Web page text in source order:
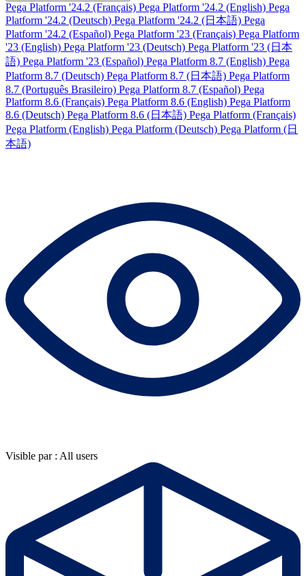
Pega Platform '24.2 (Français) Pega Platform '24.2 (English) Pega
Platform '24.2 (Deutsch) Pega Platform '24.2 (日本語) Pega
Platform '24.2 (Español) Pega Platform '23 (Français) Pega Platform
'23 (English) Pega Platform '23 (Deutsch) Pega Platform '23 (日本
語) Pega Platform '23 (Español) Pega Platform 8.7 (English) Pega
Platform 8.7 (Deutsch) Pega Platform 8.7 (日本語) Pega Platform
8.7 (Português Brasileiro) Pega Platform 8.7 (Español) Pega
Platform 8.6 (Français) Pega Platform 8.6 (English) Pega Platform
8.6 (Deutsch) Pega Platform 8.6 (日本語) Pega Platform (Français)
Pega Platform (English) Pega Platform (Deutsch) Pega Platform (日
本語)
Visible par : All users